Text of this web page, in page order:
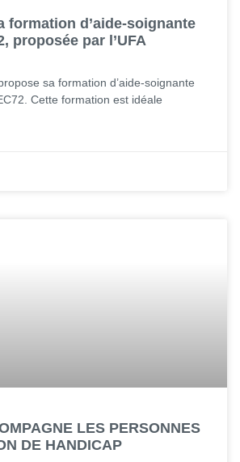
formation d’aide-soignante
proposée par l’UFA
sa formation d’aide-soignante
Cette formation est idéale
LES PERSONNES
DE HANDICAP